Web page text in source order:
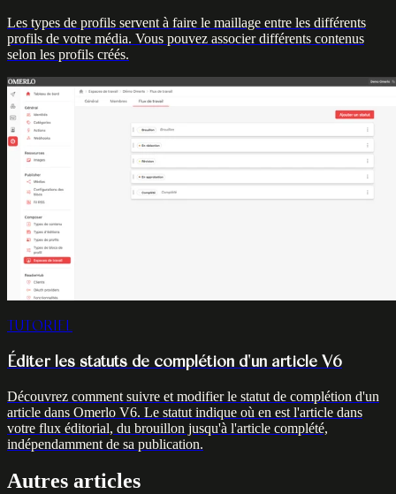
Les types de profils servent à faire le maillage entre les différents
profils de votre média. Vous pouvez associer différents contenus
selon les profils créés.
TUTORIEL
Éditer les statuts de complétion d'un article V6
Découvrez comment suivre et modifier le statut de complétion d'un
article dans Omerlo V6. Le statut indique où en est l'article dans
votre flux éditorial, du brouillon jusqu'à l'article complété,
indépendamment de sa publication.
Autres articles